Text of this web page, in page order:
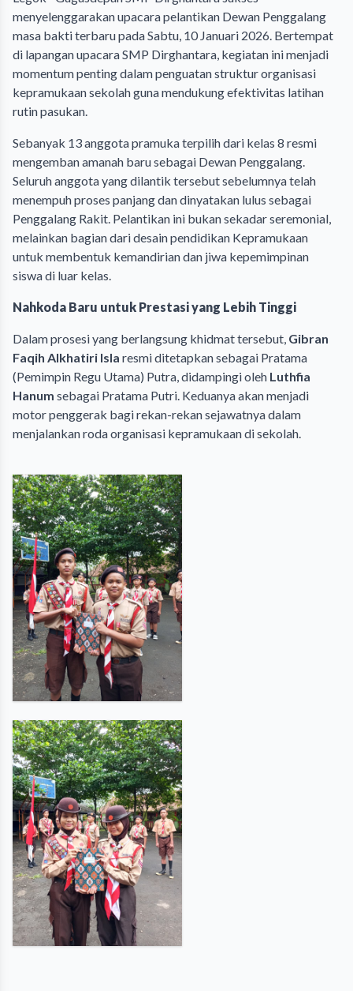
menyelenggarakan upacara pelantikan Dewan Penggalang
masa bakti terbaru pada Sabtu, 10 Januari 2026. Bertempat
di lapangan upacara SMP Dirghantara, kegiatan ini menjadi
momentum penting dalam penguatan struktur organisasi
kepramukaan sekolah guna mendukung efektivitas latihan
rutin pasukan.
Sebanyak 13 anggota pramuka terpilih dari kelas 8 resmi
mengemban amanah baru sebagai Dewan Penggalang.
Seluruh anggota yang dilantik tersebut sebelumnya telah
menempuh proses panjang dan dinyatakan lulus sebagai
Penggalang Rakit. Pelantikan ini bukan sekadar seremonial,
melainkan bagian dari desain pendidikan Kepramukaan
untuk membentuk kemandirian dan jiwa kepemimpinan
siswa di luar kelas.
Nahkoda Baru untuk Prestasi yang Lebih Tinggi
Dalam prosesi yang berlangsung khidmat tersebut, Gibran
Faqih Alkhatiri Isla resmi ditetapkan sebagai Pratama
(Pemimpin Regu Utama) Putra, didampingi oleh Luthfia
Hanum sebagai Pratama Putri. Keduanya akan menjadi
motor penggerak bagi rekan-rekan sejawatnya dalam
menjalankan roda organisasi kepramukaan di sekolah.